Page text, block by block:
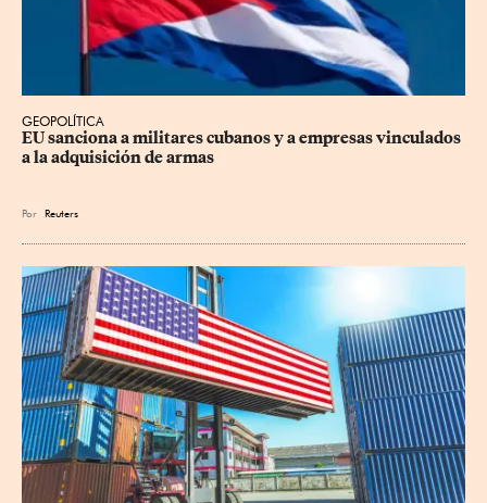
GEOPOLÍTICA
EU sanciona a militares cubanos y a empresas vinculados
a la adquisición de armas
Por Reuters